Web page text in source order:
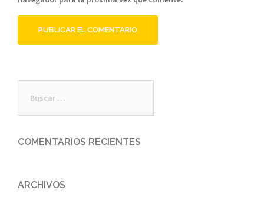
COMENTARIOS RECIENTES
ARCHIVOS